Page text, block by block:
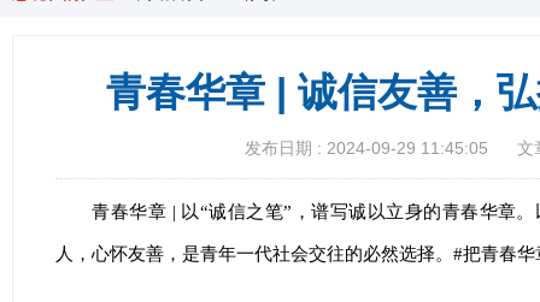
青春华章 | 诚信友善，
发布日期 : 2024-09-29 11:45:05 文
青春华章 | 以“诚信之笔”，谱写诚以立身的青春华章
人，心怀友善，是青年一代社会交往的必然选择。#把青春